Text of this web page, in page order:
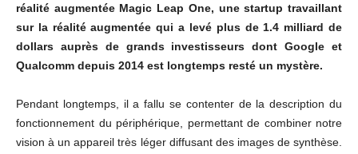
réalité augmentée Magic Leap One, une startup travaillant
sur la réalité augmentée qui a levé plus de 1.4 milliard de
dollars auprès de grands investisseurs dont Google et
Qualcomm depuis 2014 est longtemps resté un mystère.
Pendant longtemps, il a fallu se contenter de la description du
fonctionnement du périphérique, permettant de combiner notre
vision à un appareil très léger diffusant des images de synthèse.